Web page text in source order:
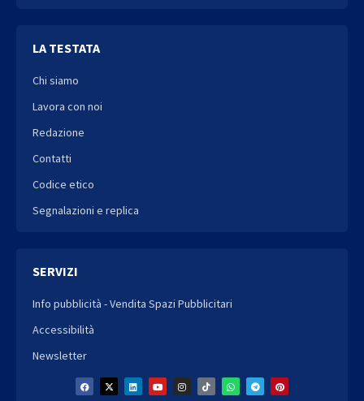
LA TESTATA
Chi siamo
Lavora con noi
Redazione
Contatti
Codice etico
Segnalazioni e replica
SERVIZI
Info pubblicità - Vendita Spazi Pubblicitari
Accessibilità
Newsletter